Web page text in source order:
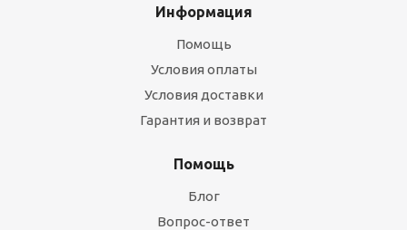
Информация
Помощь
Условия оплаты
Условия доставки
Гарантия и возврат
Помощь
Блог
Вопрос-ответ